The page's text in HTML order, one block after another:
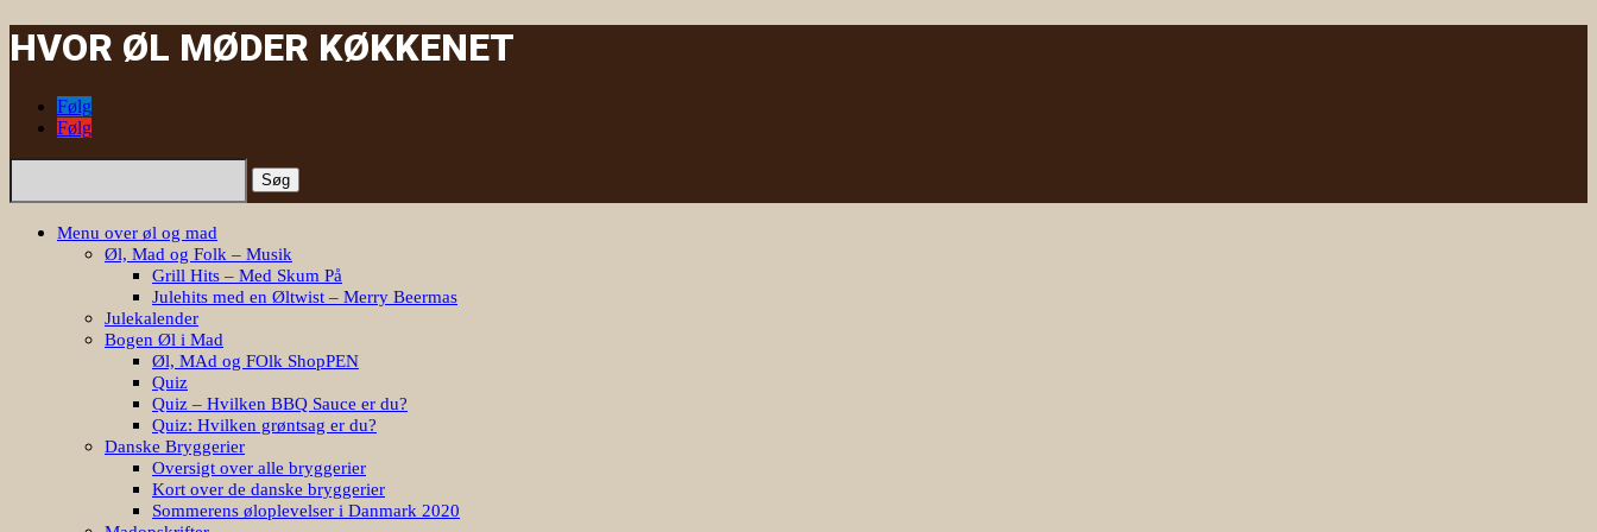
HVOR ØL MØDER KØKKENET
Følg
Følg
Søg
Menu over øl og mad
Øl, Mad og Folk – Musik
Grill Hits – Med Skum På
Julehits med en Øltwist – Merry Beermas
Julekalender
Bogen Øl i Mad
Øl, MAd og FOlk ShopPEN
Quiz
Quiz – Hvilken BBQ Sauce er du?
Quiz: Hvilken grøntsag er du?
Danske Bryggerier
Oversigt over alle bryggerier
Kort over de danske bryggerier
Sommerens øloplevelser i Danmark 2020